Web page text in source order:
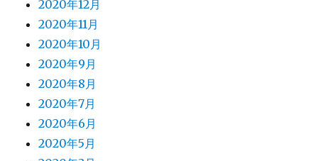
2020年12月
2020年11月
2020年10月
2020年9月
2020年8月
2020年7月
2020年6月
2020年5月